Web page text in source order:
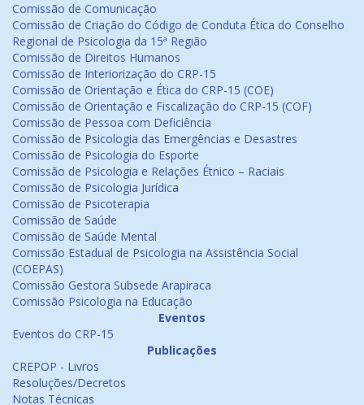
Comissão de Comunicação
Comissão de Criação do Código de Conduta Ética do Conselho
Regional de Psicologia da 15ª Região
Comissão de Direitos Humanos
Comissão de Interiorização do CRP-15
Comissão de Orientação e Ética do CRP-15 (COE)
Comissão de Orientação e Fiscalização do CRP-15 (COF)
Comissão de Pessoa com Deficiência
Comissão de Psicologia das Emergências e Desastres
Comissão de Psicologia do Esporte
Comissão de Psicologia e Relações Étnico – Raciais
Comissão de Psicologia Jurídica
Comissão de Psicoterapia
Comissão de Saúde
Comissão de Saúde Mental
Comissão Estadual de Psicologia na Assistência Social
(COEPAS)
Comissão Gestora Subsede Arapiraca
Comissão Psicologia na Educação
Eventos
Eventos do CRP-15
Publicações
CREPOP - Livros
Resoluções/Decretos
Notas Técnicas